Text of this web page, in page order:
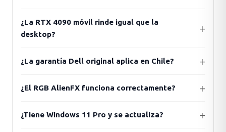
¿La RTX 4090 móvil rinde igual que la
desktop?
¿La garantía Dell original aplica en Chile?
¿El RGB AlienFX funciona correctamente?
¿Tiene Windows 11 Pro y se actualiza?